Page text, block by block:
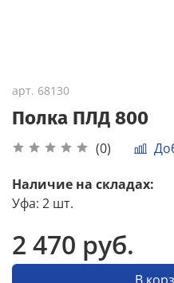
арт. 68130
Полка ПЛД 800
(0)
Наличие на складах:
Уфа: 2 шт.
2 470 руб.